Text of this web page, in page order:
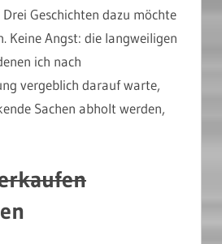
Geschichten dazu möchte
Keine Angst: die langweiligen
ich nach
vergeblich darauf warte,
Sachen abholt werden,